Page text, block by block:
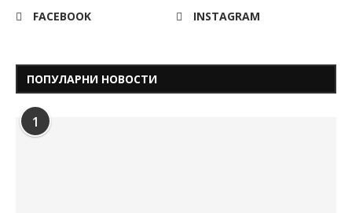
FACEBOOK INSTAGRAM
ПОПУЛАРНИ НОВОСТИ
1